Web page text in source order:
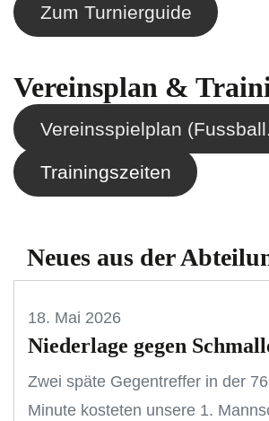
Zum Turnierguide
Vereinsplan &
Vereinsspielplan
Trainingszeiten
Neues aus der
18. Mai 2026
Niederlage gegen
Zwei späte Gegentreffer in der
Minute kosteten unsere 1.